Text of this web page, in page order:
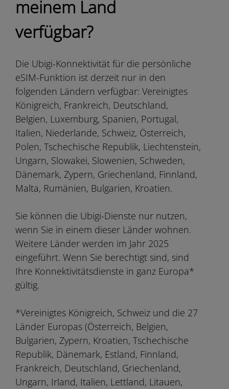
meinem Land
verfügbar?
Die Ubigi-Konnektivität für die persönliche
eSIM-Funktion ist derzeit nur in den
folgenden Ländern verfügbar: Vereinigtes
Königreich, Frankreich, Deutschland,
Belgien, Luxemburg, Spanien, Portugal,
Italien, Niederlande, Schweiz, Österreich,
Polen, Tschechische Republik, Liechtenstein,
Ungarn, Slowakei, Slowenien, Schweden,
Dänemark, Zypern, Griechenland, Finnland,
Malta, Rumänien, Bulgarien, Kroatien.
Sie können die Ubigi-Dienste nur nutzen,
wenn Sie in einem dieser Länder wohnen.
Weitere Länder werden im Jahr 2025
eingeführt. Wenn Sie berechtigt sind, sind
Ihre Konnektivitätsdienste in ganz Europa*
gültig.
*Vereinigtes Königreich, Schweiz und die 27
Länder Europas (Österreich, Belgien,
Bulgarien, Zypern, Kroatien, Tschechische
Republik, Dänemark, Estland, Finnland,
Frankreich, Deutschland, Griechenland,
Ungarn, Irland, Italien, Lettland, Litauen,